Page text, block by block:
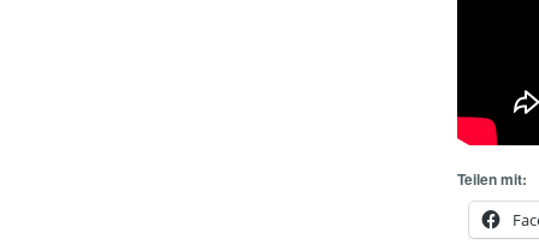
Teilen mit: